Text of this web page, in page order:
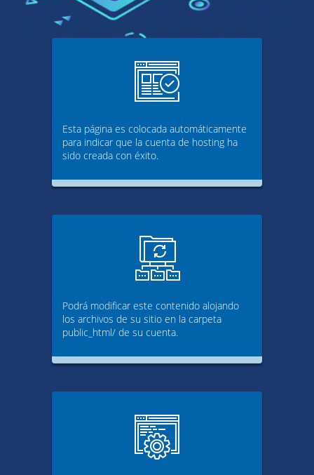
Esta página es colocada automáticamente
para indicar que la cuenta de hosting ha
sido creada con éxito.
Podrá modificar este contenido alojando
los archivos de su sitio en la carpeta
public_html/ de su cuenta.